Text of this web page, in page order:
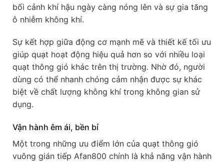
bối cảnh khí hậu ngày càng nóng lên và sự gia tăng
ô nhiễm không khí.
Sự kết hợp giữa động cơ mạnh mẽ và thiết kế tối ưu
giúp quạt hoạt động hiệu quả hơn so với nhiều loại
quạt thông gió khác trên thị trường. Nhờ đó, người
dùng có thể nhanh chóng cảm nhận được sự khác
biệt về chất lượng không khí trong không gian sử
dụng.
Vận hành êm ái, bền bỉ
Một trong những ưu điểm lớn của quạt thông gió
vuông gián tiếp Afan800 chính là khả năng vận hành